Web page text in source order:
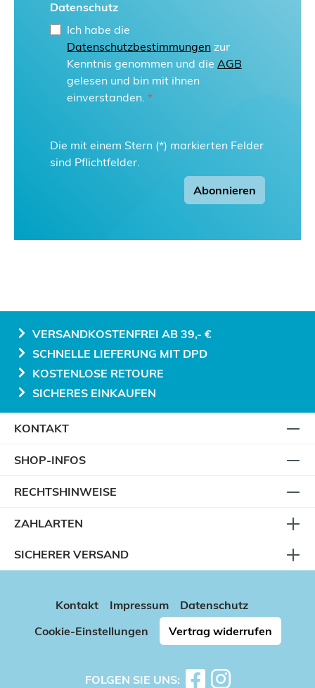
Datenschutz
Ich habe die
Datenschutzbestimmungen zur
Kenntnis genommen und die AGB
gelesen und bin mit ihnen
einverstanden. *
Die mit einem Stern (*) markierten Felder
sind Pflichtfelder.
Abonnieren
VERSANDKOSTENFREI AB 39,- €
SCHNELLE LIEFERUNG MIT DPD
KOSTENLOSE RETOURE
SICHERES EINKAUFEN
KONTAKT
SHOP-INFOS
RECHTSHINWEISE
ZAHLARTEN
SICHERER VERSAND
Kontakt Impressum
Datenschutz
Cookie-Einstellungen
Vertrag widerrufen
FOLGEN SIE UNS: